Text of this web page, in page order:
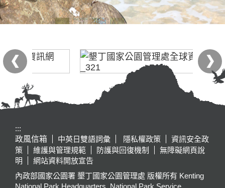
:::
政風信箱
中英日雙語詞彙 隱私權政策
資訊安全政
策
維護與管理規範 防護與回復機制
無障礙網頁說
明
網站資料開放宣告
內政部國家公園署 墾丁國家公園管理處 版權所有 Kenting
National Park Headquarters, National Park Service,